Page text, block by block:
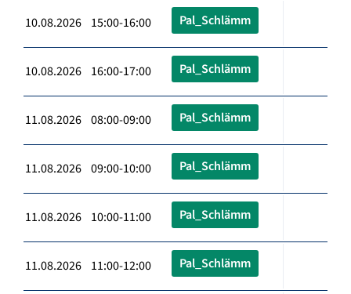
10.08.2026 15:00-16:00 Pal_Schlämm
10.08.2026 16:00-17:00 Pal_Schlämm
11.08.2026 08:00-09:00 Pal_Schlämm
11.08.2026 09:00-10:00 Pal_Schlämm
11.08.2026 10:00-11:00 Pal_Schlämm
11.08.2026 11:00-12:00 Pal_Schlämm